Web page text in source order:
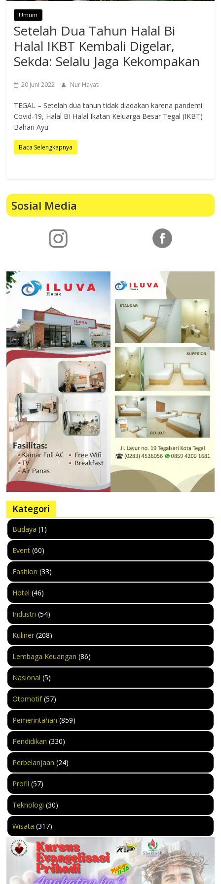
Umum
Setelah Dua Tahun Halal Bi
Halal IKBT Kembali Digelar,
Sekda: Selalu Jaga Kekompakan
20 Juni 2022 Nur Hayati
TEGAL – Setelah dua tahun tidak diadakan karena pandemi
Covid-19, Halal BI Halal Ikatan Keluarga Besar Tegal (IKBT)
Bahari Ayu
Baca Selengkapnya
Sosial Media
Kategori
Budaya (1)
Event (60)
Fashion (33)
Hotel (46)
Industri (54)
Kuliner (208)
Lembaga Keuangan (86)
Nasional (5)
Otomotif(57)
Pemerintahan (859)
Pendidikan (330)
Perbelanjaan (24)
Profil (57)
Teknologi (30)
Wisata (317)